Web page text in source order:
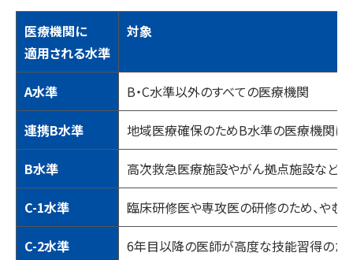
医療機関に
適用される水準
対象
A水準 B・C水準以外のすべての医療機関
連携B水準 地域医療確保のためB水準の医療機関に
B水準 高次救急医療施設やがん拠点施設など
C-1水準 臨床研修医や専攻医の研修のため、や
C-2水準 6年目以降の医師が高度な技能習得のた